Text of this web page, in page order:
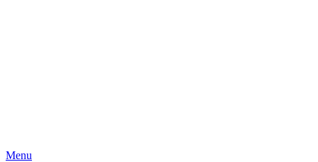
Skip
Menu